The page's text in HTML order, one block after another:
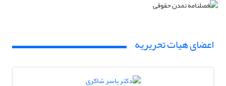
اعضای هیات تحریریه